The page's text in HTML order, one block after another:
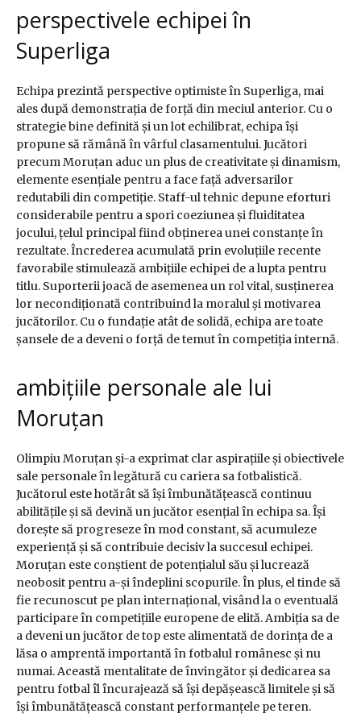
perspectivele echipei în
Superliga
Echipa prezintă perspective optimiste în Superliga, mai
ales după demonstrația de forță din meciul anterior. Cu o
strategie bine definită și un lot echilibrat, echipa își
propune să rămână în vârful clasamentului. Jucători
precum Moruțan aduc un plus de creativitate și dinamism,
elemente esențiale pentru a face față adversarilor
redutabili din competiție. Staff-ul tehnic depune eforturi
considerabile pentru a spori coeziunea și fluiditatea
jocului, țelul principal fiind obținerea unei constanțe în
rezultate. Încrederea acumulată prin evoluțiile recente
favorabile stimulează ambițiile echipei de a lupta pentru
titlu. Suporterii joacă de asemenea un rol vital, susținerea
lor necondiționată contribuind la moralul și motivarea
jucătorilor. Cu o fundație atât de solidă, echipa are toate
șansele de a deveni o forță de temut în competiția internă.
ambițiile personale ale lui
Moruțan
Olimpiu Moruțan și-a exprimat clar aspirațiile și obiectivele
sale personale în legătură cu cariera sa fotbalistică.
Jucătorul este hotărât să își îmbunătățească continuu
abilitățile și să devină un jucător esențial în echipa sa. Își
dorește să progreseze în mod constant, să acumuleze
experiență și să contribuie decisiv la succesul echipei.
Moruțan este conștient de potențialul său și lucrează
neobosit pentru a-și îndeplini scopurile. În plus, el tinde să
fie recunoscut pe plan internațional, visând la o eventuală
participare în competițiile europene de elită. Ambiția sa de
a deveni un jucător de top este alimentată de dorința de a
lăsa o amprentă importantă în fotbalul românesc și nu
numai. Această mentalitate de învingător și dedicarea sa
pentru fotbal îl încurajează să își depășească limitele și să
își îmbunătățească constant performanțele pe teren.